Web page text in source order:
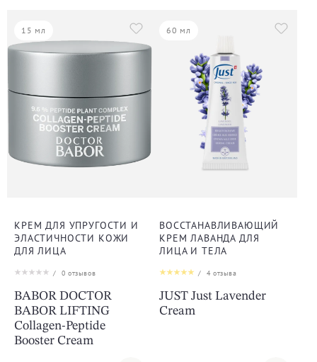
15 мл
КРЕМ ДЛЯ УПРУГОСТИ И
ЭЛАСТИЧНОСТИ КОЖИ
ДЛЯ ЛИЦА
/ 0 отзывов
BABOR DOCTOR
BABOR LIFTING
Collagen-Peptide
Booster Cream
60 мл
ВОССТАНАВЛИВАЮЩИЙ
КРЕМ ЛАВАНДА ДЛЯ
ЛИЦА И ТЕЛА
/ 4отзыва
JUST Just Lavender
Cream